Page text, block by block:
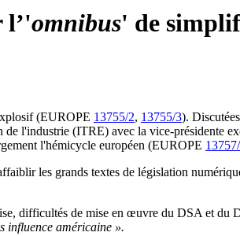
l’'omnibus' de
(EUROPE 13755/2, 13755/3).
l'industrie (ITRE) avec la vice-présidente
l'hémicycle européen (EUROPE
les grands textes de législation
difficultés de mise en œuvre du DSA et du
influence américaine ».